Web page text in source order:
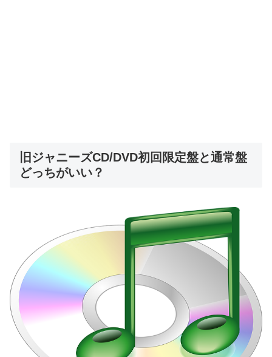
旧ジャニーズCD/DVD初回限定盤と通常盤
どっちがいい？